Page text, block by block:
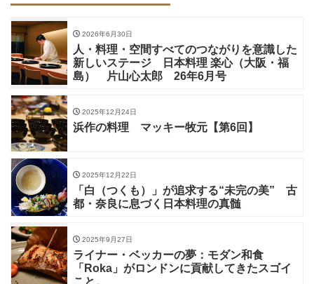
2026年6月30日
人・料理・空間すべてのつながりを意識した
新しいステージ 日本料理 楽心（大阪・福
島） 片山心太郎 26年6月号
2025年12月24日
浜作の料理 マッキー牧元【第6回】
2025年12月22日
「白（つくも）」が追求する“未完の美” 古
都・奈良に息づく日本料理の真髄
2025年9月27日
ライナー・ベッカーの夢：モダン和食
「Roka」がロンドンに貢献してきたスゴイ